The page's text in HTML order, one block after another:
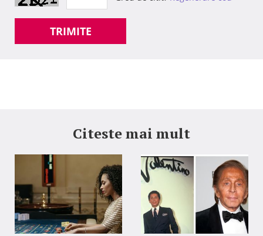
TRIMITE
Citeste mai mult